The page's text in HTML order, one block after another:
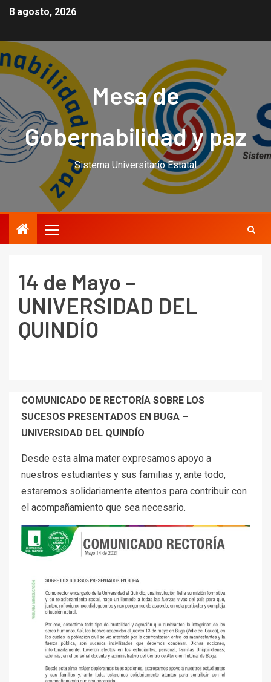
8 agosto, 2026
Mesa de
Gobernabilidad y paz
Sistema Universitario Estatal
14 de Mayo –
UNIVERSIDAD DEL
QUINDÍO
COMUNICADO DE RECTORÍA SOBRE LOS
SUCESOS PRESENTADOS EN BUGA –
UNIVERSIDAD DEL QUINDÍO
Desde esta alma mater expresamos apoyo a
nuestros estudiantes y sus familias y, ante todo,
estaremos solidariamente atentos para contribuir con
el acompañamiento que sea necesario.